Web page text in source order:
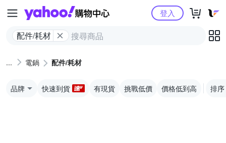
Yahoo購物中心
配件/耗材
登入
電鍋 配件/耗材
品牌 快速到貨 有現貨 挑戰低價 價格低到高 排序